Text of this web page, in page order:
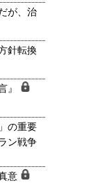
が、治
針転換
』
の重要
ン戦争
意